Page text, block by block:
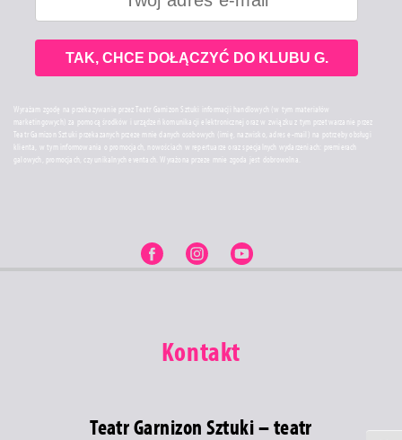
TAK, CHCE DOŁĄCZYĆ DO KLUBU G.
Wyrażam zgodę na przekazywanie przez Teatr Garnizon Sztuki informacji handlowych (w tym materiałów
marketingowych) za pomocą środków i urządzeń komunikacji elektronicznej oraz w związku z tym przetwarzanie przez
Teatr Garnizon Sztuki przekazanych przeze mnie danych osobowych (imię, nazwisko, adres e-mail) na potrzeby obsługi
klienta, w tym informowania o promocjach, nowościach w repertuarze oraz specjalnych wydarzeniach: premierach
galowych, promocjach, czy unikalnych eventach. Wyrażona przeze mnie zgoda jest dobrowolna.
Kontakt
Teatr Garnizon Sztuki – teatr